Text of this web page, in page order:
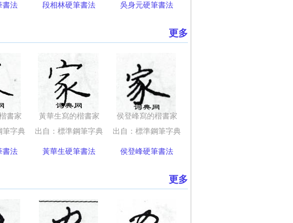
書法 段相林硬筆書法 吳身元硬筆書法
更多
書家
筆字典
書法
黃華生寫的楷書家
出自：標準鋼筆字典
黃華生硬筆書法
侯登峰寫的楷書家
出自：標準鋼筆字典
侯登峰硬筆書法
更多